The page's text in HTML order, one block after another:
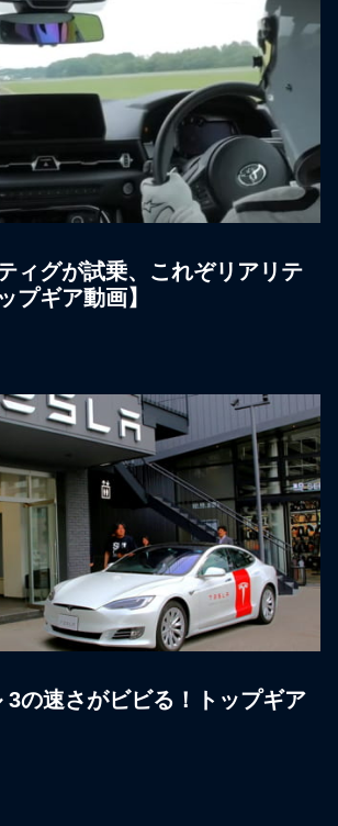
ィグが試乗、これぞリアリテ
プギア動画】
3の速さがビビる！トップギア